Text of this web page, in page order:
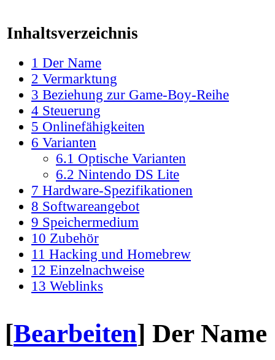
Inhaltsverzeichnis
1 Der Name
2 Vermarktung
3 Beziehung zur Game-Boy-Reihe
4 Steuerung
5 Onlinefähigkeiten
6 Varianten
6.1 Optische Varianten
6.2 Nintendo DS Lite
7 Hardware-Spezifikationen
8 Softwareangebot
9 Speichermedium
10 Zubehör
11 Hacking und Homebrew
12 Einzelnachweise
13 Weblinks
[Bearbeiten] Der Name